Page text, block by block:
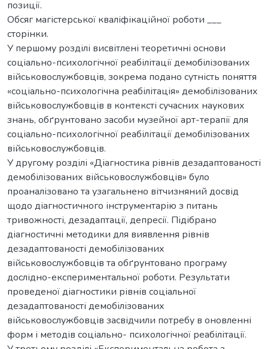
позиції.
Обсяг магістерської кваліфікаційної роботи ___
сторінки.
У першому розділі висвітлені теоретичні основи
соціально-психологічної реабілітації демобілізованих
військовослужбовців, зокрема подано сутність поняття
«соціально-психологічна реабілітація» демобілізованих
військовослужбовців в контексті сучасних наукових
знань, обґрунтовано засоби музейної арт-терапії для
соціально-психологічної реабілітації демобілізованих
військовослужбовців.
У другому розділі «Діагностика рівнів дезадаптованості
демобілізованих військовослужбовців» було
проаналізовано та узагальнено вітчизняний досвід
щодо діагностичного інструментарію з питань
тривожності, дезадаптації, депресії. Підібрано
діагностичні методики для виявлення рівнів
дезадаптованості демобілізованих
військовослужбовців та обґрунтовано програму
дослідно-експериментальної роботи. Результати
проведеної діагностики рівнів соціальної
дезадаптованості демобілізованих
військовослужбовців засвідчили потребу в оновленні
форм і методів соціально- психологічної реабілітації.